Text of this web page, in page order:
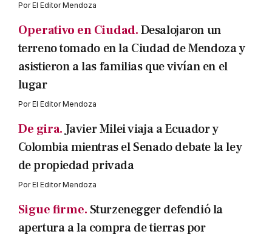
PorEl Editor Mendoza
Operativo en Ciudad.Desalojaron un
terreno tomado en la Ciudad de Mendoza y
asistieron a las familias que vivían en el
lugar
PorEl Editor Mendoza
De gira. Javier Milei viaja a Ecuador y
Colombia mientras el Senado debate la ley
de propiedad privada
PorEl Editor Mendoza
Sigue firme. Sturzenegger defendió la
apertura a la compra de tierras por